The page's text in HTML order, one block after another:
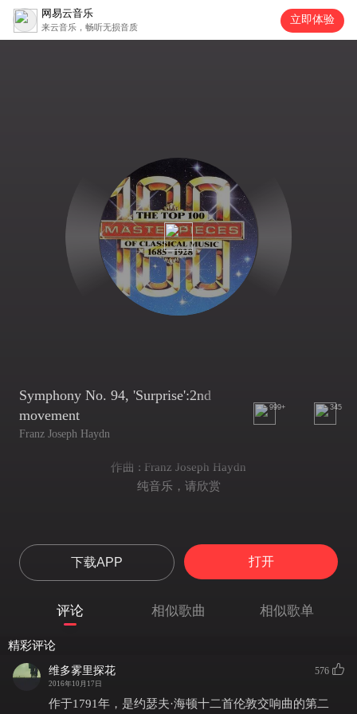
网易云音乐
来云音乐，畅听无损音质
立即体验
Symphony No. 94, 'Surprise':2nd
movement
Franz Joseph Haydn
999+ 345
作曲 : Franz Joseph Haydn
纯音乐，请欣赏
下载APP 打开
评论 相似歌曲 相似歌单
精彩评论
维多雾里探花
2016年10月17日
576
作于1791年，是约瑟夫·海顿十二首伦敦交响曲的第二